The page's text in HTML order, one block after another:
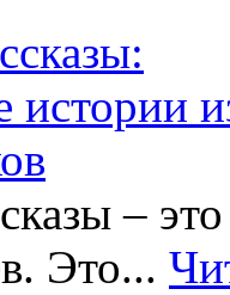
–
Это...